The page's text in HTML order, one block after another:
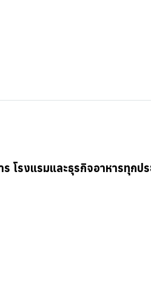
โรงแรมและธุรกิจอาหารทุกปร